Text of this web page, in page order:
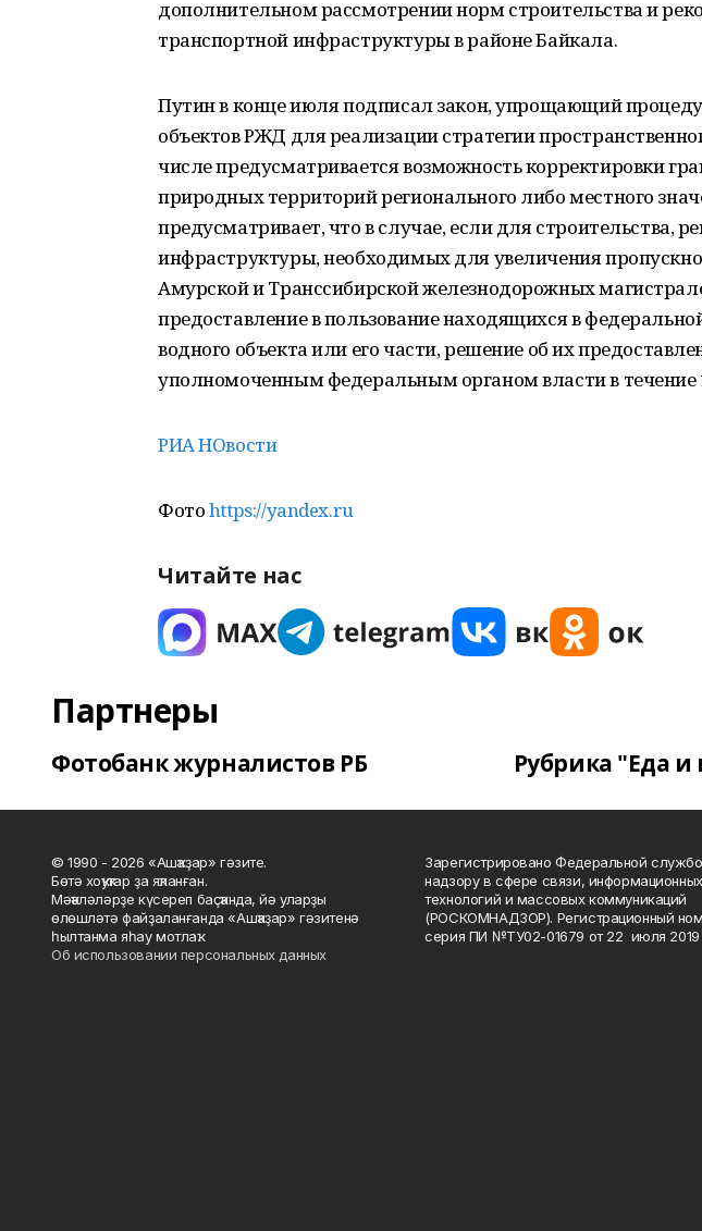
дополнительном рассмотрении норм строительства и
транспортной инфраструктуры в районе Байкала.
Путин в конце июля подписал закон, упрощающий
объектов РЖД для реализации стратегии
числе предусматривается возможность корректировки
природных территорий регионального либо местного
предусматривает, что в случае, если для строительства,
инфраструктуры, необходимых для увеличения
Амурской и Транссибирской железнодорожных
предоставление в пользование находящихся в
водного объекта или его части, решение об их
уполномоченным федеральным органом власти в течение
РИА НОвости
Фотоhttps://yandex.ru
Читайте нас
Партнеры
Фотобанк журналистов РБ Рубрика "Еда
© 1990 - 2026 «Ашҡаҙар» гәзите.
Бөтә хоҡуҡтар ҙа яҡланған.
Мәҡәләләрҙе күсереп баҫҡанда, йә уларҙы
өлөшләтә файҙаланғанда «Ашҡаҙар» гәзитенә
һылтанма яһау мотлаҡ.
Об использовании персональных данных
Зарегистрировано Федеральной
надзору в сфере связи, информационных
технологий и массовых коммуникаций
(РОСКОМНАДЗОР). Регистрационный
серия ПИ №ТУ02-01679 от 22 июля 2019